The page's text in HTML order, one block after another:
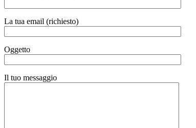
La tua email (richiesto)
Oggetto
Il tuo messaggio